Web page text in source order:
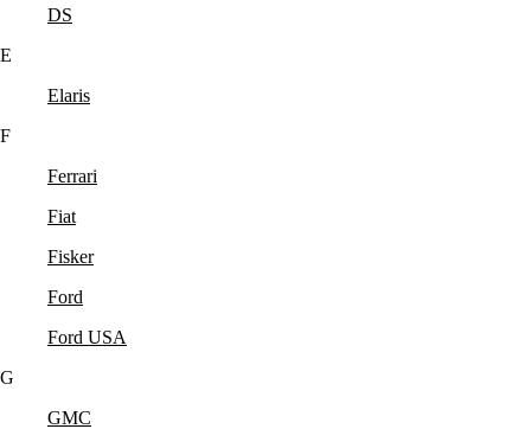
DS
E
Elaris
F
Ferrari
Fiat
Fisker
Ford
Ford USA
G
GMC